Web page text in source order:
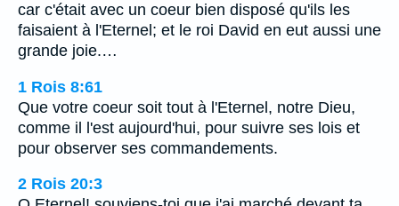
car c'était avec un coeur bien disposé qu'ils les
faisaient à l'Eternel; et le roi David en eut aussi une
grande joie.…
1 Rois 8:61
Que votre coeur soit tout à l'Eternel, notre Dieu,
comme il l'est aujourd'hui, pour suivre ses lois et
pour observer ses commandements.
2 Rois 20:3